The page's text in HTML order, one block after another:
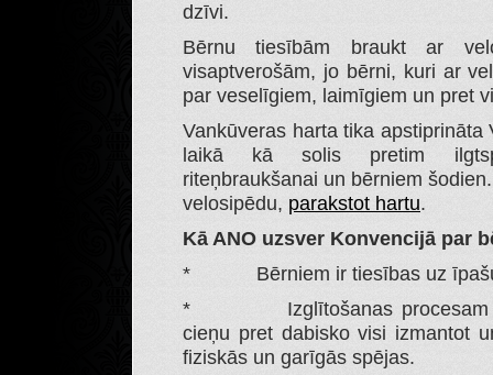
dzīvi.
Bērnu tiesībām braukt ar
visaptverošām, jo bērni, kuri ar
par veselīgiem, laimīgiem un pret
Vankūveras harta tika
laikā kā solis pretim
riteņbraukšanai un bērniem
velosipēdu, parakstot hartu.
Kā ANO uzsver Konvencijā par
* Bērniem ir tiesības uz īpašu
* Izglītošanas procesam ir
cieņu pret dabisko visi izmantot
fiziskās un garīgās spējas.